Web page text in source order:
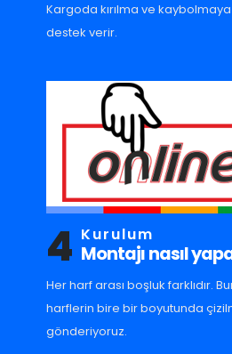
Kargoda kırılma ve kaybolmaya
destek verir.
4 Kurulum
Montajı nasıl
Her harf arası boşluk farklıdır.
harflerin bire bir boyutunda
gönderiyoruz.